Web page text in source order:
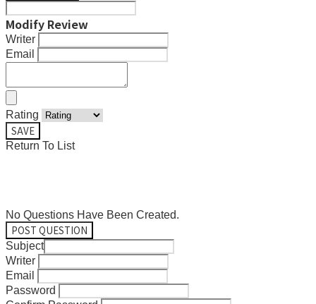
Modify Review
Writer
Email
Rating
SAVE
Return To List
No Questions Have Been Created.
POST QUESTION
Subject
Writer
Email
Password